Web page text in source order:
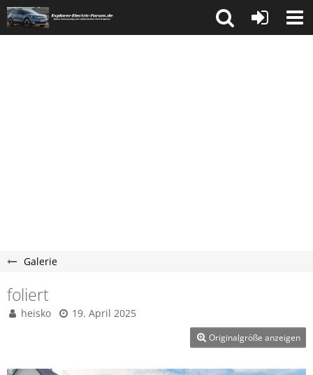
Galerie
foliert
heisko 19. April 2025
Originalgröße anzeigen